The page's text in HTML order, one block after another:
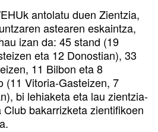
antolatu duen Zientzia,
astearen eskaintza,
izan da: 45 stand (19
eta 12 Donostian), 33
11 Bilbon eta 8
(11 Vitoria-Gasteizen, 7
bi lehiaketa eta lau zientzia-
bakarrizketa zientifikoen